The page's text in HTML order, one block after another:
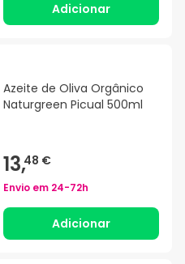
Adicionar
Azeite de Oliva Orgânico
Naturgreen Picual 500ml
13,48 €
Envio em 24-72h
Adicionar